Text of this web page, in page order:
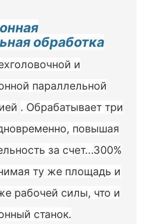
обработка
и
параллельной
. Обрабатывает три
повышая
за счет...300%
ту же площадь и
рабочей силы, что и
станок.